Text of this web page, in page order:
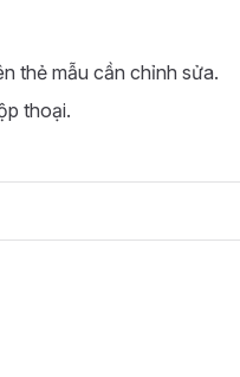
thẻ mẫu cần chỉnh sửa.
thoại.